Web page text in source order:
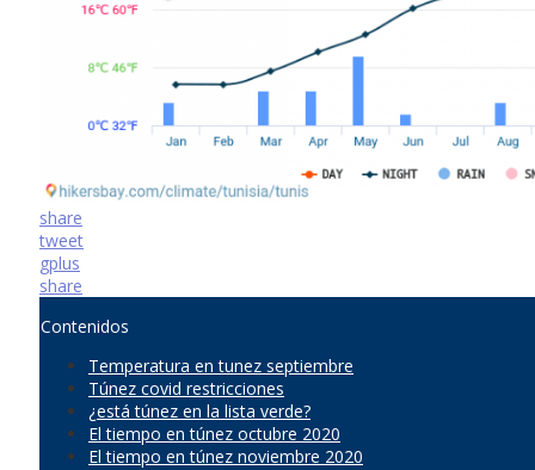
share
tweet
gplus
share
Contenidos
Temperatura en tunez septiembre
Túnez covid restricciones
¿está túnez en la lista verde?
El tiempo en túnez octubre 2020
El tiempo en túnez noviembre 2020